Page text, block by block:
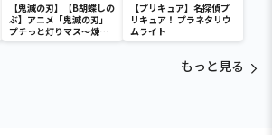
【鬼滅の刃】【B胡蝶しの
ぶ】アニメ「鬼滅の刃」
プチっと灯りマス～煉獄
杏寿郎・胡蝶しのぶ～
【プリキュア】名探偵プ
リキュア！ プラネタリウ
ムライト
もっと見る